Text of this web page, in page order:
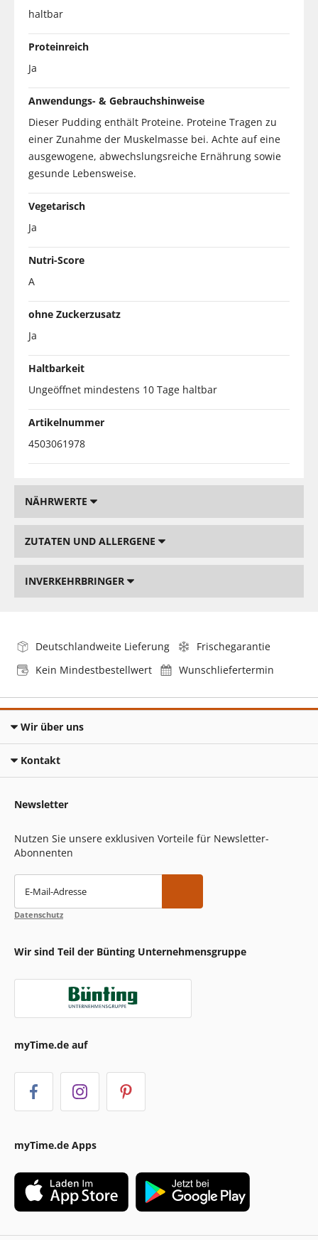
haltbar
Proteinreich
Ja
Anwendungs- & Gebrauchshinweise
Dieser Pudding enthält Proteine. Proteine Tragen zu
einer Zunahme der Muskelmasse bei. Achte auf eine
ausgewogene, abwechslungsreiche Ernährung sowie
gesunde Lebensweise.
Vegetarisch
Ja
Nutri-Score
A
ohne Zuckerzusatz
Ja
Haltbarkeit
Ungeöffnet mindestens 10 Tage haltbar
Artikelnummer
4503061978
NÄHRWERTE
ZUTATEN UND ALLERGENE
INVERKEHRBRINGER
Deutschlandweite Lieferung
Frischegarantie
Kein Mindestbestellwert
Wunschliefertermin
Wir über uns
Kontakt
Newsletter
Nutzen Sie unsere exklusiven Vorteile für Newsletter-
Abonnenten
E-Mail-Adresse
Datenschutz
Wir sind Teil der Bünting Unternehmensgruppe
myTime.de auf
myTime.de Apps